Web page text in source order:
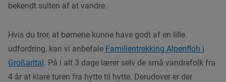
bekendt sulten af at vandre.
Hvis du tror, at børnene kunne have godt af en lille
udfordring, kan vi anbefale Familientrekking Alpenfloh i
Großarltal. På i alt 3 dage lærer selv de små vandrefolk fra
4 år at klare turen fra hytte til hytte. Derudover er der